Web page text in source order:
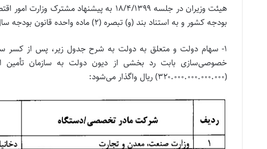
هیئت وزیران در جلسه ۱۸/۴/۱۳۹۹ به پیشنهاد
بودجه کشور و به استناد بند (و) تبصره (۲) ماده واحده قانون بودجه سال ۱۳۹۹ کل کشور تصویب کرد:
۱- سهام دولت و متعلق به دولت به شرح جدول زیر، پس از کسر
خصوصی‌سازی بابت رد بخشی از دیون دولت به سازمان تأمین
(۳۲۰.۰۰۰.۰۰۰.۰۰۰.۰۰۰) ریال واگذار می‌شود: